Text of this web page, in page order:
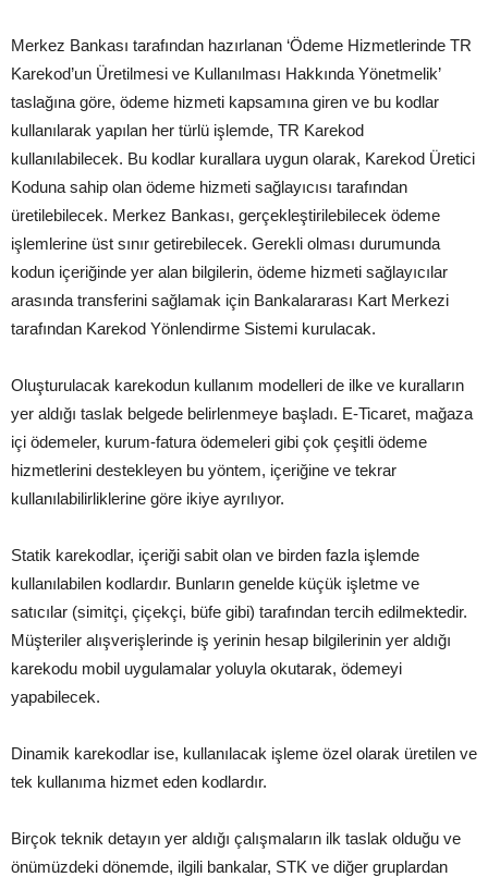
Merkez Bankası tarafından hazırlanan ‘Ödeme Hizmetlerinde TR
Karekod’un Üretilmesi ve Kullanılması Hakkında Yönetmelik’
taslağına göre, ödeme hizmeti kapsamına giren ve bu kodlar
kullanılarak yapılan her türlü işlemde, TR Karekod
kullanılabilecek. Bu kodlar kurallara uygun olarak, Karekod Üretici
Koduna sahip olan ödeme hizmeti sağlayıcısı tarafından
üretilebilecek. Merkez Bankası, gerçekleştirilebilecek ödeme
işlemlerine üst sınır getirebilecek. Gerekli olması durumunda
kodun içeriğinde yer alan bilgilerin, ödeme hizmeti sağlayıcılar
arasında transferini sağlamak için Bankalararası Kart Merkezi
tarafından Karekod Yönlendirme Sistemi kurulacak.
Oluşturulacak karekodun kullanım modelleri de ilke ve kuralların
yer aldığı taslak belgede belirlenmeye başladı. E-Ticaret, mağaza
içi ödemeler, kurum-fatura ödemeleri gibi çok çeşitli ödeme
hizmetlerini destekleyen bu yöntem, içeriğine ve tekrar
kullanılabilirliklerine göre ikiye ayrılıyor.
Statik karekodlar, içeriği sabit olan ve birden fazla işlemde
kullanılabilen kodlardır. Bunların genelde küçük işletme ve
satıcılar (simitçi, çiçekçi, büfe gibi) tarafından tercih edilmektedir.
Müşteriler alışverişlerinde iş yerinin hesap bilgilerinin yer aldığı
karekodu mobil uygulamalar yoluyla okutarak, ödemeyi
yapabilecek.
Dinamik karekodlar ise, kullanılacak işleme özel olarak üretilen ve
tek kullanıma hizmet eden kodlardır.
Birçok teknik detayın yer aldığı çalışmaların ilk taslak olduğu ve
önümüzdeki dönemde, ilgili bankalar, STK ve diğer gruplardan